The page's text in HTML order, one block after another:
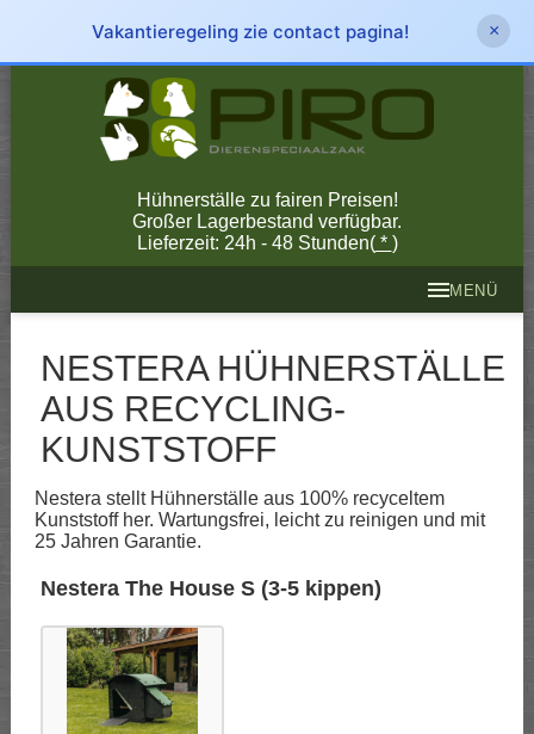
Vakantieregeling zie contact pagina! ×
Hühnerställe zu fairen Preisen!
Großer Lagerbestand verfügbar.
Lieferzeit: 24h - 48 Stunden(* )
MENÜ
NESTERA HÜHNERSTÄLLE
AUS RECYCLING-
KUNSTSTOFF
Nestera stellt Hühnerställe aus 100% recyceltem
Kunststoff her. Wartungsfrei, leicht zu reinigen und mit
25 Jahren Garantie.
Nestera The House S (3-5 kippen)